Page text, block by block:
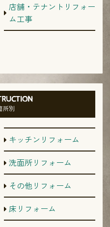
店舗・テナントリフォー
ム工事
所別
キッチンリフォーム
洗面所リフォーム
その他リフォーム
床リフォーム